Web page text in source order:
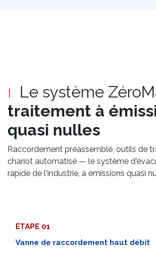
Le système
traitement à
quasi nulles
Raccordement préassemblé, outils de
chariot automatisé — le système
rapide de l'industrie, à émissions quasi
ÉTAPE 01
Vanne de raccordement haut débit